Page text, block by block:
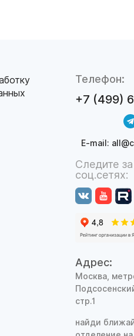
Телефон:
+7 (499)
E-mail:
Следите
соц.сетях:
Адрес:
Москва,
стр.1
найди